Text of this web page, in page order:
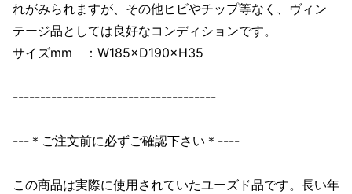
れがみられますが、その他ヒビやチップ等なく、ヴィン
テージ品としては良好なコンディションです。
サイズmm ：W185×D190×H35
-------------------------------------
---＊ご注文前に必ずご確認下さい＊----
この商品は実際に使用されていたユーズド品です。長い年